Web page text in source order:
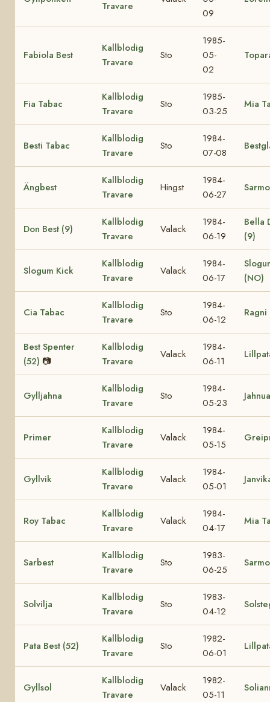
Travare
09
Fabiola Best
Kallblodig
Travare
Sto
1985-
05-
02
Fia Tabac
Kallblodig
Travare
Sto
1985-
03-25
Mia
Besti Tabac
Kallblodig
Travare
Sto
1984-
07-08
Ängbest
Kallblodig
Travare
Hingst
1984-
06-27
Don Best (9)
Kallblodig
Travare
Valack
1984-
06-19
Bella
(9)
Slogum Kick
Kallblodig
Travare
Valack
1984-
06-17
(NO)
Cia Tabac
Kallblodig
Travare
Sto
1984-
06-12
Ragni
Best Spenter
(52) 📷
Kallblodig
Travare
Valack
1984-
06-11
Gylljahna
Kallblodig
Travare
Sto
1984-
05-23
Primer
Kallblodig
Travare
Valack
1984-
05-15
Gyllvik
Kallblodig
Travare
Valack
1984-
05-01
Roy Tabac
Kallblodig
Travare
Valack
1984-
04-17
Mia
Sarbest
Kallblodig
Travare
Sto
1983-
06-25
Solvilja
Kallblodig
Travare
Sto
1983-
04-12
Pata Best (52)
Kallblodig
Travare
Sto
1982-
06-01
Gyllsol
Kallblodig
Travare
Valack
1982-
05-11